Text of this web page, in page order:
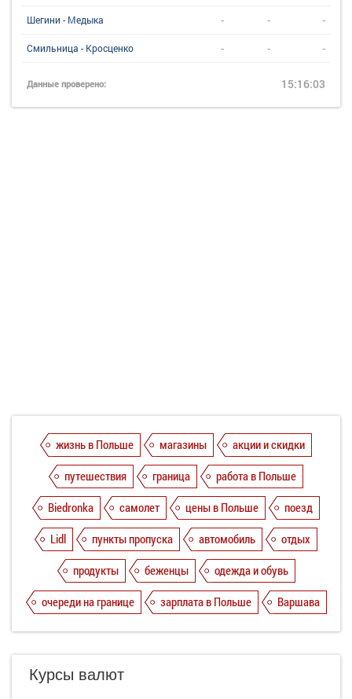
Шегини - Медыка - - -
Смильница - Кросценко - - -
Данные проверено: 15:16:03
жизнь в Польше магазины
акции и скидки
путешествия
граница
работа в Польше
Biedronka
самолет цены в Польше
поезд
Lidl
пункты пропуска автомобиль
отдых
продукты
беженцы
одежда и обувь
очереди на границе
зарплата в Польше Варшава
Курсы валют